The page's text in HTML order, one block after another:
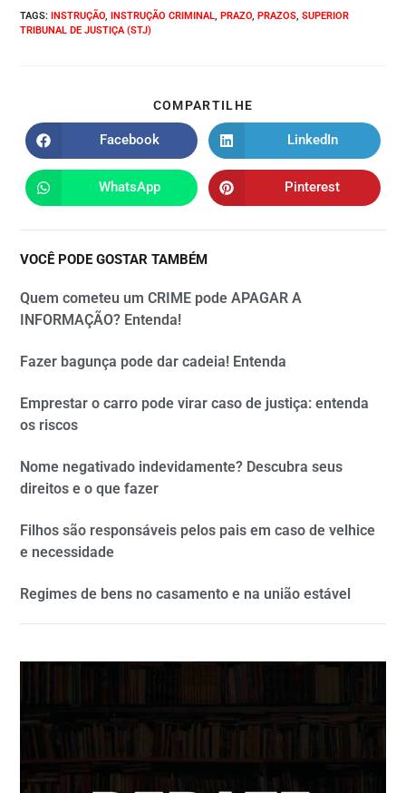
TAGS:INSTRUÇÃO INSTRUÇÃO CRIMINAL PRAZO PRAZOS SUPERIOR
TRIBUNAL DE JUSTIÇA (STJ)
COMPARTILHE
Facebook LinkedIn
WhatsApp Pinterest
VOCÊ PODE GOSTAR TAMBÉM
Quem cometeu um CRIME pode APAGAR A
INFORMAÇÃO? Entenda!
Fazer bagunça pode dar cadeia! Entenda
Emprestar o carro pode virar caso de justiça: entenda
os riscos
Nome negativado indevidamente? Descubra seus
direitos e o que fazer
Filhos são responsáveis pelos pais em caso de velhice
e necessidade
Regimes de bens no casamento e na união estável